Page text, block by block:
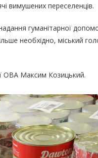
вимушених переселенців.
гуманітарної
необхідно, міський
ОВА Максим Козицький.